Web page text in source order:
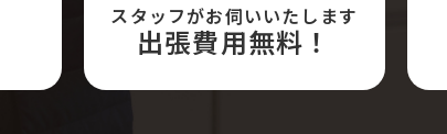
スタッフがお伺いいたします
出張費用無料！